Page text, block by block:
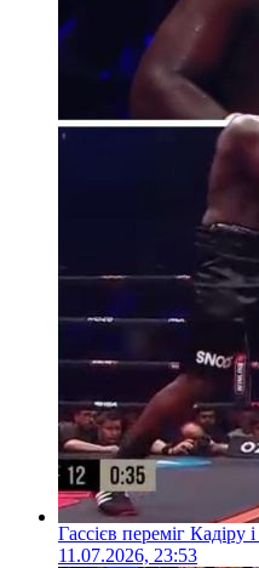
Гассієв переміг
11.07.2026, 23:53